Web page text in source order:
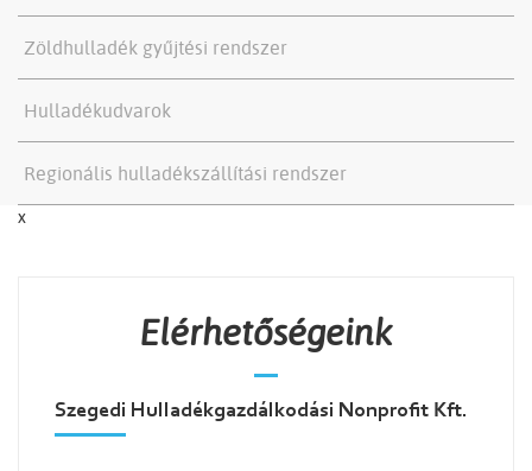
Zöldhulladék gyűjtési rendszer
Hulladékudvarok
Regionális hulladékszállítási rendszer
x
Elérhetőségeink
Szegedi Hulladékgazdálkodási Nonprofit Kft.